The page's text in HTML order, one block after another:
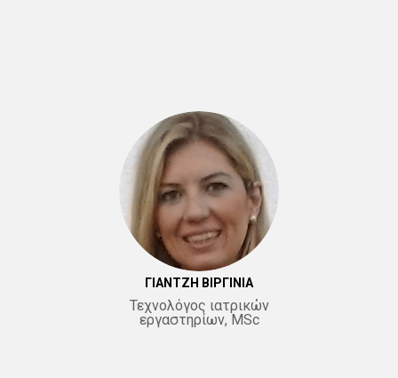
ΓΙΑΝΤΖΗ ΒΙΡΓΙΝΙΑ
Τεχνολόγος ιατρικών
εργαστηρίων, MSc